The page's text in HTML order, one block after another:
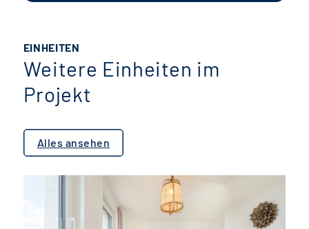
EINHEITEN
Weitere Einheiten im
Projekt
Alles ansehen